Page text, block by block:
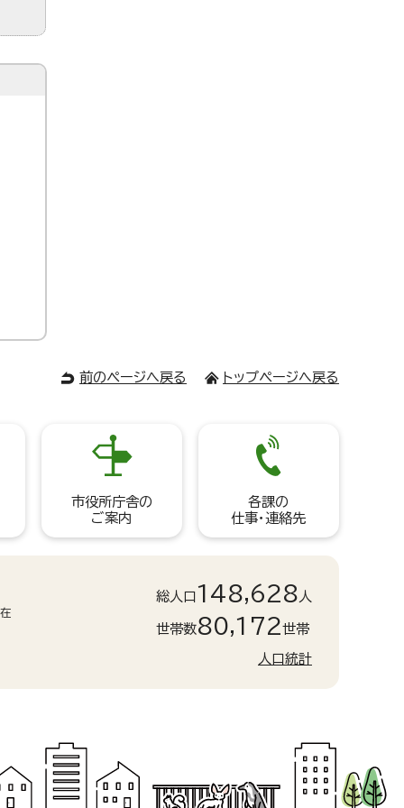
前のページへ戻る トップページへ戻る
市役所庁舎の
ご案内
各課の
仕事・連絡先
総人口 148,628 人
世帯数80,172世帯
人口統計